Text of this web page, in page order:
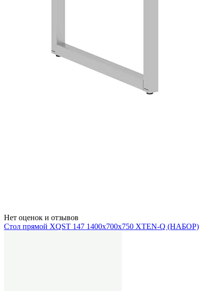
Нет оценок и отзывов
Стол прямой XQST 147 1400х700х750 XTEN-Q (НАБОР)